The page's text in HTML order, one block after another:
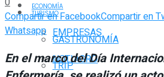
TURISMO
GASTRONOMÍA
TRIP
ECONOMÍA
EMPRESAS
NOTIAGRO
Compartir en FacebookCompartir en
Whatsapp
En el marco del Día